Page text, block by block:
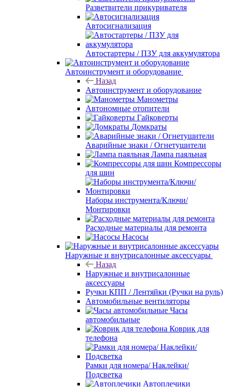
Разветвители прикуривателя
Автосигнализация
Автостартеры / ПЗУ для аккумулятора
Автоинструмент и оборудование
Назад
Автоинструмент и оборудование
Манометры
Автономные отопители
Гайковерты
Домкраты
Аварийные знаки / Огнетушители
Лампа паяльная
Компрессоры
для шин
Наборы инструмента/Ключи/
Монтировки
Расходные материалы для ремонта
Насосы
Наружные и внутрисалонные аксессуары
Назад
Наружные и внутрисалонные
аксессуары
Ручки КПП / Лентяйки (Ручки на руль)
Автомобильные вентиляторы
Часы
автомобильные
Коврик для
телефона
Рамки для номера/ Наклейки/
Подсветка
Автоплечики